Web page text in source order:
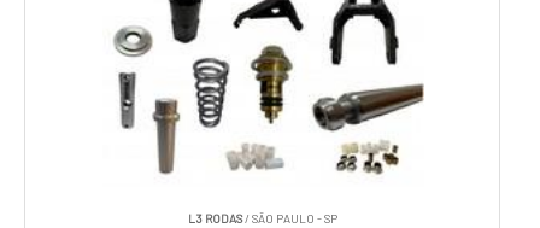
L3 RODAS/ SÃO PAULO - SP